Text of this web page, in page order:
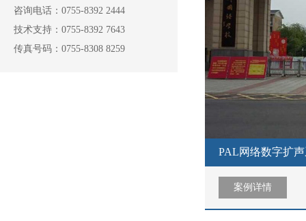
咨询电话：0755-8392 2444
技术支持：0755-8392 7643
传真号码：0755-8308 8259
PAL网络数字扩
案例详情